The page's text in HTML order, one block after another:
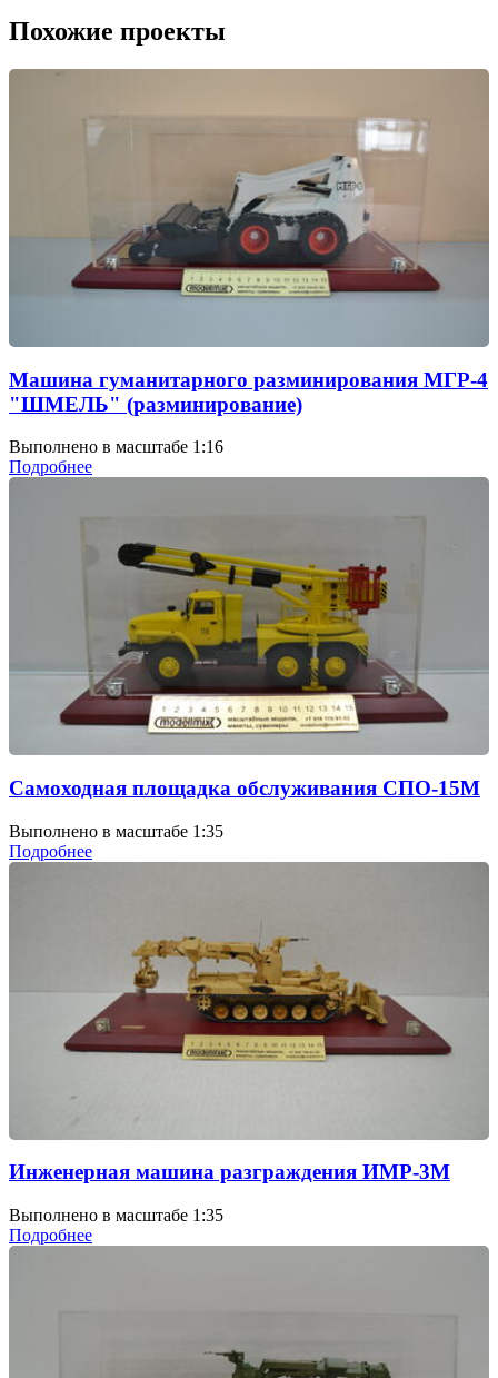
Похожие проекты
Машина гуманитарного разминирования МГР-4
"ШМЕЛЬ" (разминирование)
Выполнено в масштабе 1:16
Подробнее
Самоходная площадка обслуживания СПО-15М
Выполнено в масштабе 1:35
Подробнее
Инженерная машина разграждения ИМР-3М
Выполнено в масштабе 1:35
Подробнее